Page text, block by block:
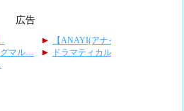
広告